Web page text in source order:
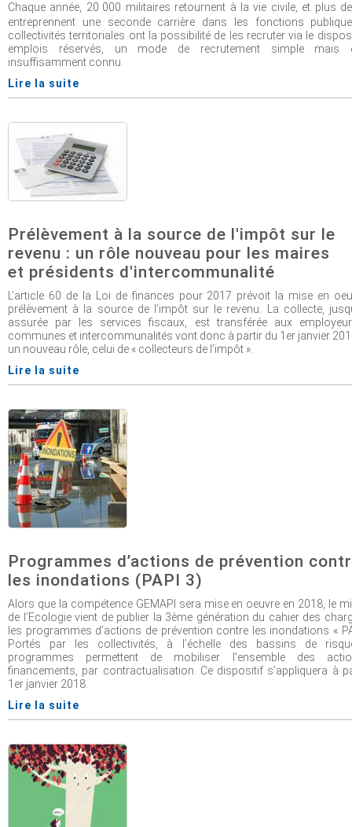
Chaque année, 20 000 militaires retournent à la vie civile, et plus
entreprennent une seconde carrière dans les fonctions
collectivités territoriales ont la possibilité de les recruter via le
emplois réservés, un mode de recrutement simple mais
insuffisamment connu.
Lire la suite
Prélèvement à la source de l'impôt sur le
revenu : un rôle nouveau pour les maires
et présidents d'intercommunalité
L’article 60 de la Loi de finances pour 2017 prévoit la mise en
prélèvement à la source de l’impôt sur le revenu. La collecte,
assurée par les services fiscaux, est transférée aux
communes et intercommunalités vont donc à partir du 1er janvier
un nouveau rôle, celui de « collecteurs de l’impôt ».
Lire la suite
Programmes d’actions de prévention
les inondations (PAPI 3)
Alors que la compétence GEMAPI sera mise en oeuvre en 2018, le
de l’Ecologie vient de publier la 3ème génération du cahier des
les programmes d’actions de prévention contre les inondations «
Portés par les collectivités, à l’échelle des bassins de
programmes permettent de mobiliser l’ensemble des
financements, par contractualisation. Ce dispositif s’appliquera à
1er janvier 2018.
Lire la suite